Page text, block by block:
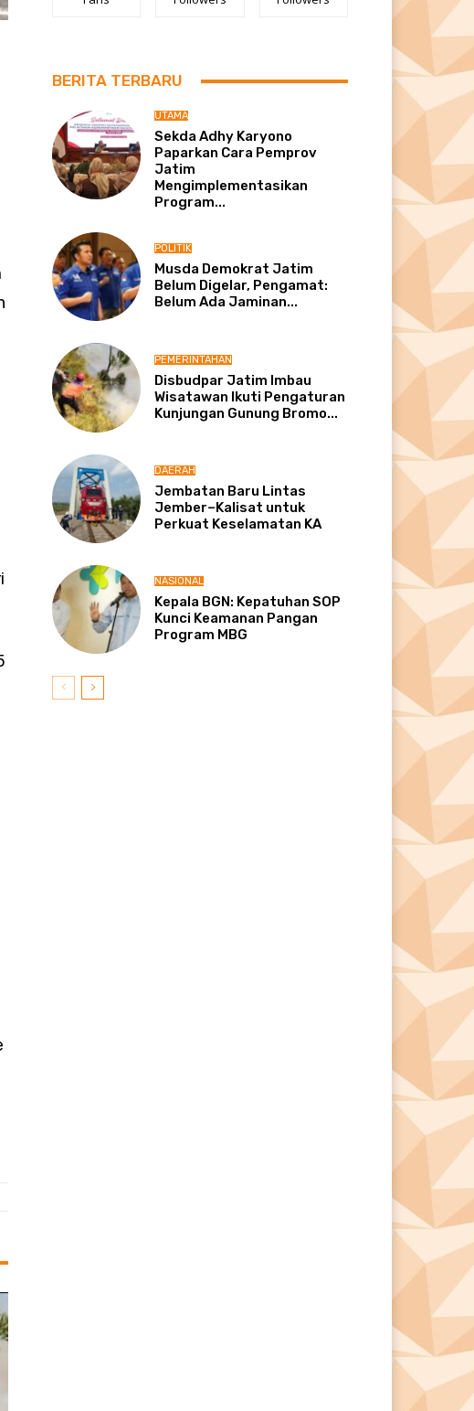
BERITA TERBARU
UTAMA
Sekda Adhy Karyono
Paparkan Cara Pemprov
Jatim
Mengimplementasikan
Program...
POLITIK
Musda Demokrat Jatim
Belum Digelar, Pengamat:
Belum Ada Jaminan...
PEMERINTAHAN
Disbudpar Jatim Imbau
Wisatawan Ikuti Pengaturan
Kunjungan Gunung Bromo...
DAERAH
Jembatan Baru Lintas
Jember–Kalisat untuk
Perkuat Keselamatan KA
NASIONAL
Kepala BGN: Kepatuhan SOP
Kunci Keamanan Pangan
Program MBG